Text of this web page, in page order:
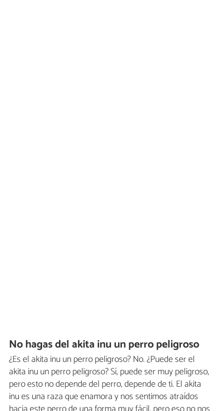
No hagas del akita inu un perro peligroso
¿Es el akita inu un perro peligroso? No. ¿Puede ser el
akita inu un perro peligroso? Sí, puede ser muy peligroso,
pero esto no depende del perro, depende de ti. El akita
inu es una raza que enamora y nos sentimos atraídos